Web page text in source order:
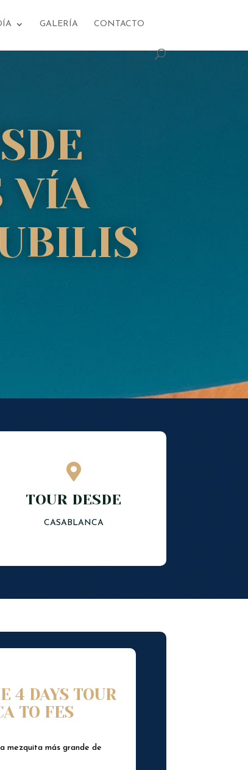
GALERÍA CONTACTO
VÍA

TOUR DESDE
CASABLANCA
4 DAYS TOUR
TO FES
mezquita más grande de